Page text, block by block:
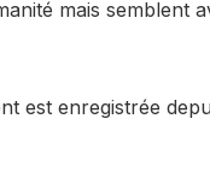
mais
est enregistrée